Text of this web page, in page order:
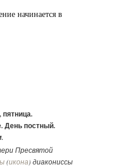
начинается в
пятница.
День постный.
Пресвятой
(икона) диакониссы